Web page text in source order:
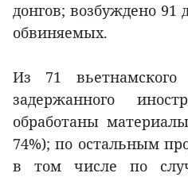
донгов; возбуждено 91
обвиняемых.
Из 71 вьетнамского
задержанного
обработаны
74%); по остальным
в том числе по